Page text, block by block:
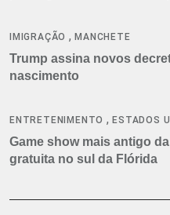
IMIGRAÇÃO ,MANCHETE
Trump assina novos
nascimento
ENTRETENIMENTO ,ESTADOS
Game show mais antigo
gratuita no sul da Flórida